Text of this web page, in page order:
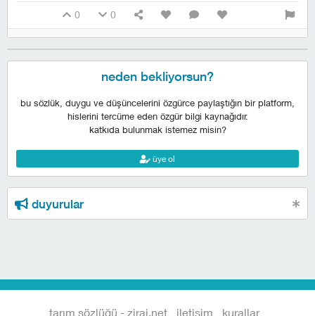
0 0
neden bekliyorsun?
bu sözlük, duygu ve düşüncelerini özgürce paylaştığın bir platform,
hislerini tercüme eden özgür bilgi kaynağıdır.
katkıda bulunmak istemez misin?
üye ol
duyurular
tarım sözlüğü - zirai.net iletişim kurallar